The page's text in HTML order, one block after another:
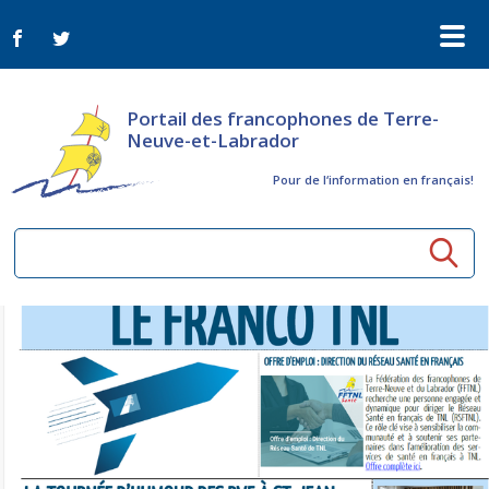
Portail des francophones de Terre-
Neuve-et-Labrador
Pour de l‘information en français!
Ressources communautaires
Aînés
Activités à distance
ConnectAînés
Arts et culture
Appels d'offres du secteur culturel
Plan de Développement Global
Organismes
Nouvelles
Bulletin Le FrancoTNL